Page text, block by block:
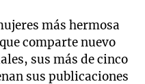
más hermosa
comparte nuevo
sus más de cinco
sus publicaciones